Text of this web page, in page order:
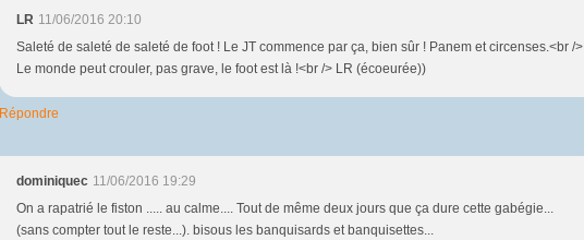
LR 11/06/2016 20:10
Saleté de saleté de saleté de foot ! Le JT commence par ça, bien sûr ! Panem et circenses.<br />
Le monde peut crouler, pas grave, le foot est là !<br /> LR (écoeurée))
Répondre
dominiquec 11/06/2016 19:29
On a rapatrié le fiston ..... au calme.... Tout de même deux jours que ça dure cette gabégie...
(sans compter tout le reste...). bisous les banquisards et banquisettes...